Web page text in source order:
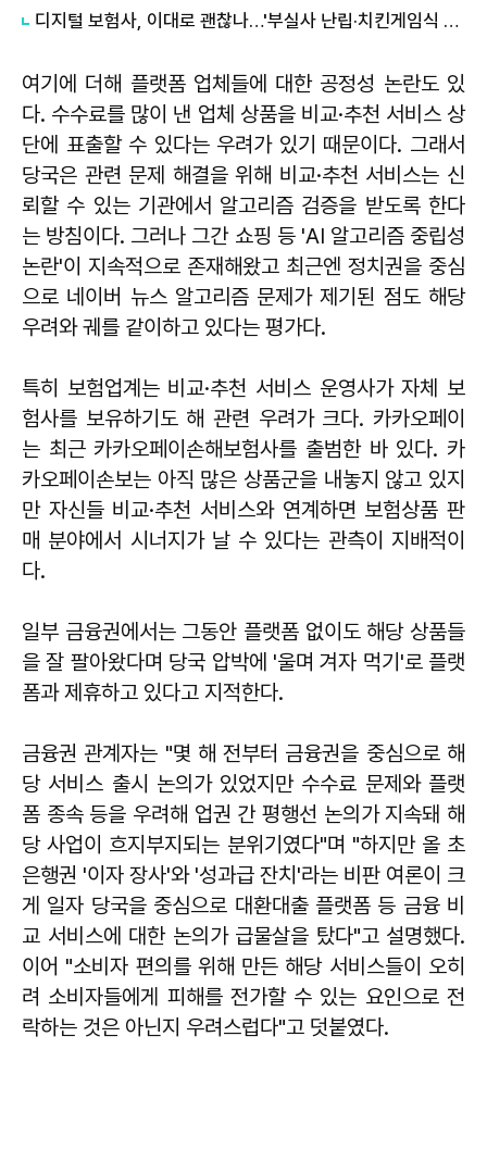
디지털 보험사, 이대로 괜찮나…'부실사 난립·치킨게임식 경쟁' 우려
여기에 더해 플랫폼 업체들에 대한 공정성 논란도 있
다. 수수료를 많이 낸 업체 상품을 비교·추천 서비스 상
단에 표출할 수 있다는 우려가 있기 때문이다. 그래서
당국은 관련 문제 해결을 위해 비교·추천 서비스는 신
뢰할 수 있는 기관에서 알고리즘 검증을 받도록 한다
는 방침이다. 그러나 그간 쇼핑 등 'AI 알고리즘 중립성
논란'이 지속적으로 존재해왔고 최근엔 정치권을 중심
으로 네이버 뉴스 알고리즘 문제가 제기된 점도 해당
우려와 궤를 같이하고 있다는 평가다.
특히 보험업계는 비교·추천 서비스 운영사가 자체 보
험사를 보유하기도 해 관련 우려가 크다. 카카오페이
는 최근 카카오페이손해보험사를 출범한 바 있다. 카
카오페이손보는 아직 많은 상품군을 내놓지 않고 있지
만 자신들 비교·추천 서비스와 연계하면 보험상품 판
매 분야에서 시너지가 날 수 있다는 관측이 지배적이
다.
일부 금융권에서는 그동안 플랫폼 없이도 해당 상품들
을 잘 팔아왔다며 당국 압박에 '울며 겨자 먹기'로 플랫
폼과 제휴하고 있다고 지적한다.
금융권 관계자는 "몇 해 전부터 금융권을 중심으로 해
당 서비스 출시 논의가 있었지만 수수료 문제와 플랫
폼 종속 등을 우려해 업권 간 평행선 논의가 지속돼 해
당 사업이 흐지부지되는 분위기였다"며 "하지만 올 초
은행권 '이자 장사'와 '성과급 잔치'라는 비판 여론이 크
게 일자 당국을 중심으로 대환대출 플랫폼 등 금융 비
교 서비스에 대한 논의가 급물살을 탔다"고 설명했다.
이어 "소비자 편의를 위해 만든 해당 서비스들이 오히
려 소비자들에게 피해를 전가할 수 있는 요인으로 전
락하는 것은 아닌지 우려스럽다"고 덧붙였다.